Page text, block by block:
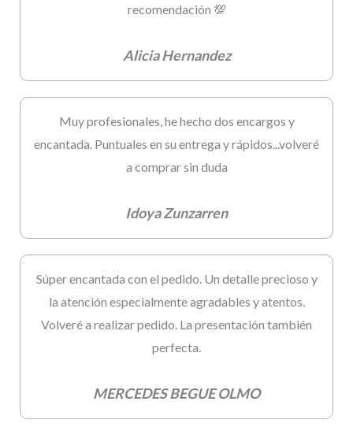
recomendación 💯
Alicia Hernandez
Muy profesionales, he hecho dos encargos y
encantada. Puntuales en su entrega y rápidos...volveré
a comprar sin duda
Idoya Zunzarren
Súper encantada con el pedido. Un detalle precioso y
la atención especialmente agradables y atentos.
Volveré a realizar pedido. La presentación también
perfecta.
MERCEDES BEGUE OLMO